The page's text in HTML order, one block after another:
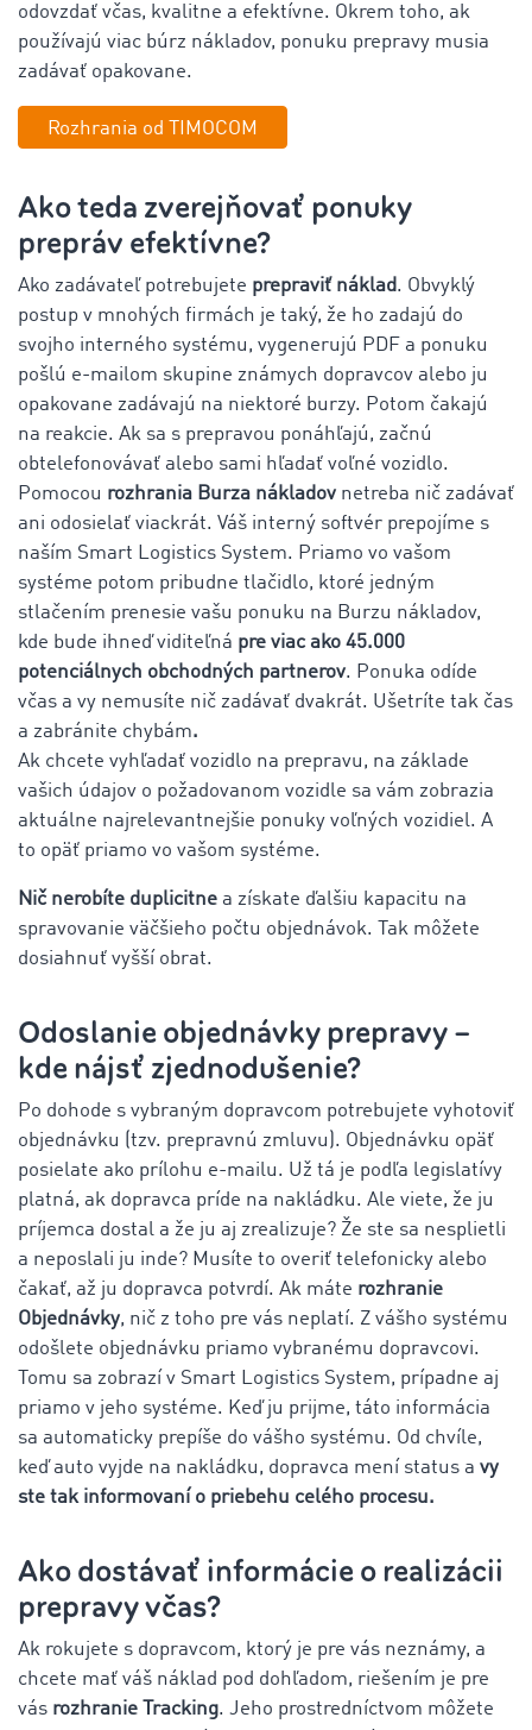
odovzdať včas, kvalitne a efektívne. Okrem toho, ak
používajú viac búrz nákladov, ponuku prepravy musia
zadávať opakovane.
Rozhrania od TIMOCOM
Ako teda zverejňovať ponuky
prepráv efektívne?
Ako zadávateľ potrebujete prepraviť náklad. Obvyklý
postup v mnohých firmách je taký, že ho zadajú do
svojho interného systému, vygenerujú PDF a ponuku
pošlú e-mailom skupine známych dopravcov alebo ju
opakovane zadávajú na niektoré burzy. Potom čakajú
na reakcie. Ak sa s prepravou ponáhľajú, začnú
obtelefonovávať alebo sami hľadať voľné vozidlo.
Pomocou rozhrania Burza nákladov netreba nič zadávať
ani odosielať viackrát. Váš interný softvér prepojíme s
naším Smart Logistics System. Priamo vo vašom
systéme potom pribudne tlačidlo, ktoré jedným
stlačením prenesie vašu ponuku na Burzu nákladov,
kde bude ihneď viditeľná pre viac ako 45.000
potenciálnych obchodných partnerov. Ponuka odíde
včas a vy nemusíte nič zadávať dvakrát. Ušetríte tak čas
a zabránite chybám.
Ak chcete vyhľadať vozidlo na prepravu, na základe
vašich údajov o požadovanom vozidle sa vám zobrazia
aktuálne najrelevantnejšie ponuky voľných vozidiel. A
to opäť priamo vo vašom systéme.
Nič nerobíte duplicitne a získate ďalšiu kapacitu na
spravovanie väčšieho počtu objednávok. Tak môžete
dosiahnuť vyšší obrat.
Odoslanie objednávky prepravy –
kde nájsť zjednodušenie?
Po dohode s vybraným dopravcom potrebujete vyhotoviť
objednávku (tzv. prepravnú zmluvu). Objednávku opäť
posielate ako prílohu e-mailu. Už tá je podľa legislatívy
platná, ak dopravca príde na nakládku. Ale viete, že ju
príjemca dostal a že ju aj zrealizuje? Že ste sa nesplietli
a neposlali ju inde? Musíte to overiť telefonicky alebo
čakať, až ju dopravca potvrdí. Ak máte rozhranie
Objednávky, nič z toho pre vás neplatí. Z vášho systému
odošlete objednávku priamo vybranému dopravcovi.
Tomu sa zobrazí v Smart Logistics System, prípadne aj
priamo v jeho systéme. Keď ju prijme, táto informácia
sa automaticky prepíše do vášho systému. Od chvíle,
keď auto vyjde na nakládku, dopravca mení status a vy
ste tak informovaní o priebehu celého procesu.
Ako dostávať informácie o realizácii
prepravy včas?
Ak rokujete s dopravcom, ktorý je pre vás neznámy, a
chcete mať váš náklad pod dohľadom, riešením je pre
vás rozhranie Tracking. Jeho prostredníctvom môžete